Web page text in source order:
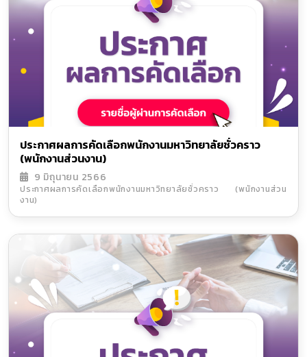
ประกาศผลการคัดเลือกพนักงานมหาวิทยาลัยชั่วคราว
(พนักงานส่วนงาน)
9 มิถุนายน 2566
ประกาศผลการคัดเลือกพนักงานมหาวิทยาลัยชั่วคราว (พนักงานส่วน
งาน)